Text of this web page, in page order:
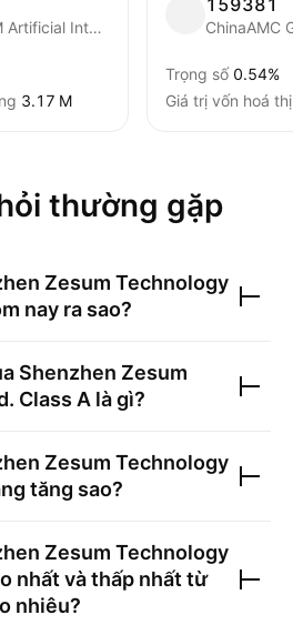
Hwabao WP GEM Artificial Intelligence Exchange Traded Fund Units
‪3.17 M‬
159381
Trọng số 0.54%
Giá trị vốn hoá
thường gặp
Zesum Technology
nay ra sao?
Shenzhen Zesum
Class A là gì?
Zesum Technology
tăng sao?
Zesum Technology
nhất và thấp nhất từ
nhiêu?